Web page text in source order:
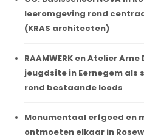
leeromgeving rond
(KRAS architecten)
RAAMWERK en Atelier
jeugdsite in Eernegem
rond bestaande loods
Monumentaal erfgoed en
ontmoeten elkaar in